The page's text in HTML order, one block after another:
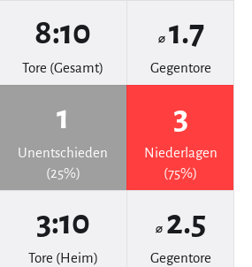
8:10
Tore (Gesamt)
⌀ 1.7
Gegentore
1
Unentschieden
(25%)
3
Niederlagen
(75%)
3:10
Tore (Heim)
⌀ 2.5
Gegentore